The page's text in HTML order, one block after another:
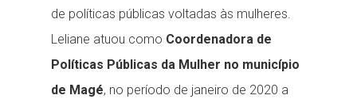
de políticas públicas voltadas às mulheres.
Leliane atuou como Coordenadora de
Políticas Públicas da Mulher no município
de Magé, no período de janeiro de 2020 a